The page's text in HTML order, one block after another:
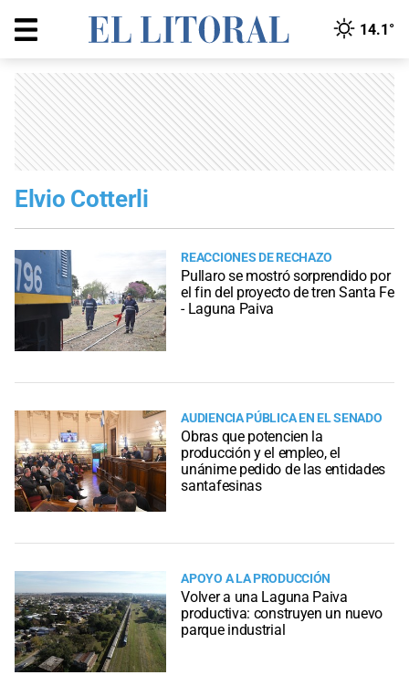
14.1°
Elvio Cotterli
REACCIONES DE RECHAZO
Pullaro se mostró sorprendido por
el fin del proyecto de tren Santa Fe
- Laguna Paiva
AUDIENCIA PÚBLICA EN EL SENADO
Obras que potencien la
producción y el empleo, el
unánime pedido de las entidades
santafesinas
APOYO A LA PRODUCCIÓN
Volver a una Laguna Paiva
productiva: construyen un nuevo
parque industrial